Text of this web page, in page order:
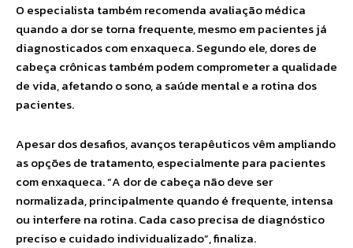
O especialista também recomenda avaliação médica
quando a dor se torna frequente, mesmo em pacientes já
diagnosticados com enxaqueca. Segundo ele, dores de
cabeça crônicas também podem comprometer a qualidade
de vida, afetando o sono, a saúde mental e a rotina dos
pacientes.
Apesar dos desafios, avanços terapêuticos vêm ampliando
as opções de tratamento, especialmente para pacientes
com enxaqueca. “A dor de cabeça não deve ser
normalizada, principalmente quando é frequente, intensa
ou interfere na rotina. Cada caso precisa de diagnóstico
preciso e cuidado individualizado”, finaliza.